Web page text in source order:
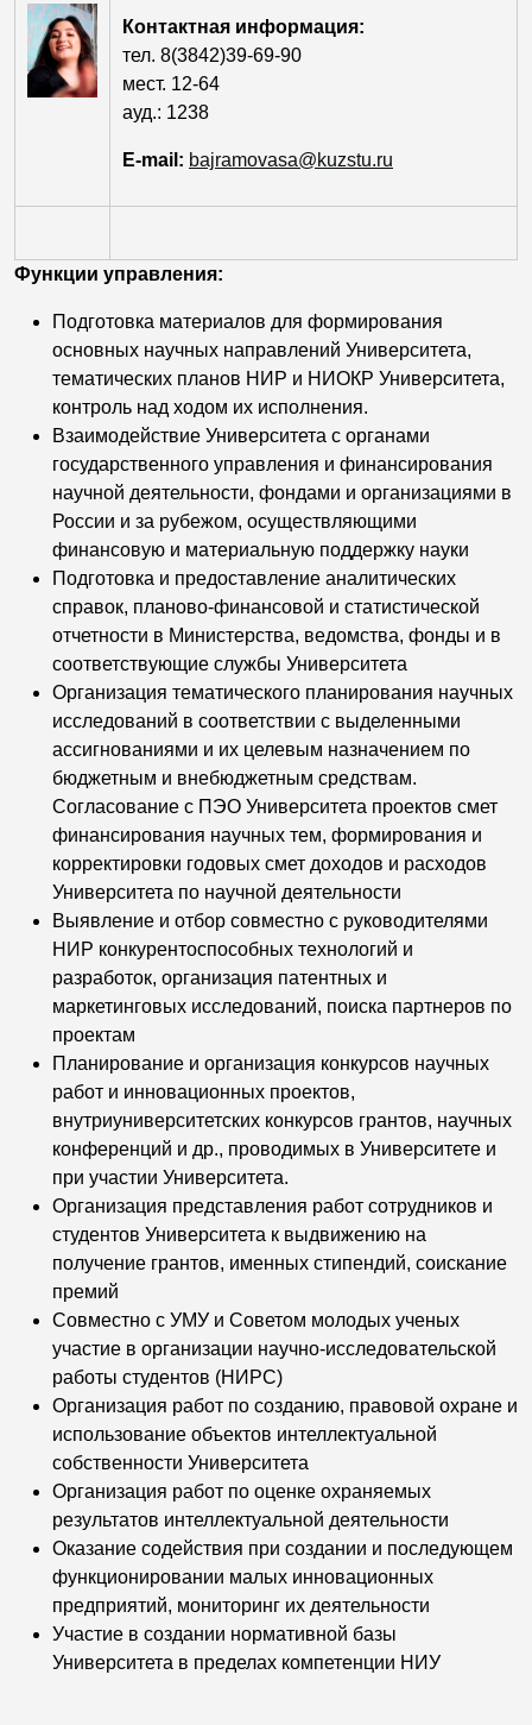
Контактная информация:
тел. 8(3842)39-69-90
мест. 12-64
ауд.: 1238
E-mail: bajramovasa@kuzstu.ru
Функции управления:
Подготовка материалов для формирования
основных научных направлений Университета,
тематических планов НИР и НИОКР Университета,
контроль над ходом их исполнения.
Взаимодействие Университета с органами
государственного управления и финансирования
научной деятельности, фондами и организациями в
России и за рубежом, осуществляющими
финансовую и материальную поддержку науки
Подготовка и предоставление аналитических
справок, планово-финансовой и статистической
отчетности в Министерства, ведомства, фонды и в
соответствующие службы Университета
Организация тематического планирования научных
исследований в соответствии с выделенными
ассигнованиями и их целевым назначением по
бюджетным и внебюджетным средствам.
Согласование с ПЭО Университета проектов смет
финансирования научных тем, формирования и
корректировки годовых смет доходов и расходов
Университета по научной деятельности
Выявление и отбор совместно с руководителями
НИР конкурентоспособных технологий и
разработок, организация патентных и
маркетинговых исследований, поиска партнеров по
проектам
Планирование и организация конкурсов научных
работ и инновационных проектов,
внутриуниверситетских конкурсов грантов, научных
конференций и др., проводимых в Университете и
при участии Университета.
Организация представления работ сотрудников и
студентов Университета к выдвижению на
получение грантов, именных стипендий, соискание
премий
Совместно с УМУ и Советом молодых ученых
участие в организации научно-исследовательской
работы студентов (НИРС)
Организация работ по созданию, правовой охране и
использование объектов интеллектуальной
собственности Университета
Организация работ по оценке охраняемых
результатов интеллектуальной деятельности
Оказание содействия при создании и последующем
функционировании малых инновационных
предприятий, мониторинг их деятельности
Участие в создании нормативной базы
Университета в пределах компетенции НИУ